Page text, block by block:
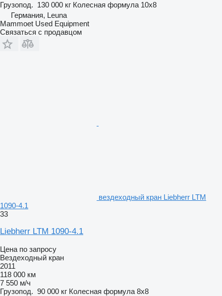
Грузопод. 130 000 кг Колесная формула 10x8
Германия, Leuna
Mammoet Used Equipment
Связаться с продавцом
вездеходный кран Liebherr LTM
1090-4.1
33
Liebherr LTM 1090-4.1
Цена по запросу
Вездеходный кран
2011
118 000 км
7 550 м/ч
Грузопод. 90 000 кг Колесная формула 8x8